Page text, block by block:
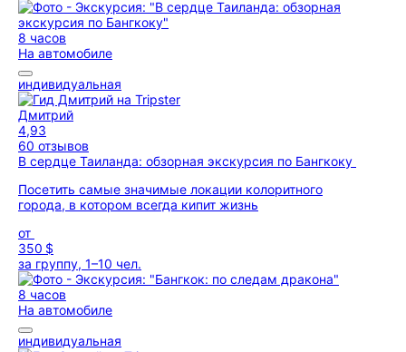
8 часов
На автомобиле
индивидуальная
Дмитрий
4,93
60 отзывов
В сердце Таиланда: обзорная экскурсия по Бангкоку
Посетить самые значимые локации колоритного
города, в котором всегда кипит жизнь
от
350 $
за группу, 1–10 чел.
8 часов
На автомобиле
индивидуальная